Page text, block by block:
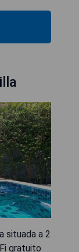
situada a 2
gratuito